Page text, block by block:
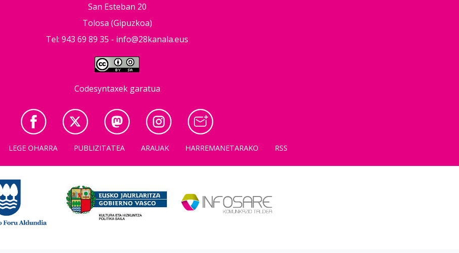
San Esteban 20
Tolosa (Gipuzkoa)
Tel: 943 69 89 35 - info@28kanala.eus
Codesyntaxek garatua
LEGE OHARRA PUBLIZITATEA ARAUAK HARREMANETARAKO RSS